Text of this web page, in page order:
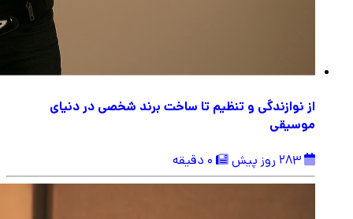
از نوازندگی و تنظیم تا ساخت برند شخصی در دنیای
موسیقی